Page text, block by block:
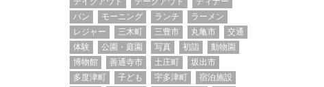
パン
モーニング ランチ
ラーメン
レジャー
三木町 三豊市 丸亀市
交通
体験
公園・庭園 写真 初詣
動物園
博物館
善通寺市 土庄町
坂出市
多度津町
子ども 宇多津町
宿泊施設